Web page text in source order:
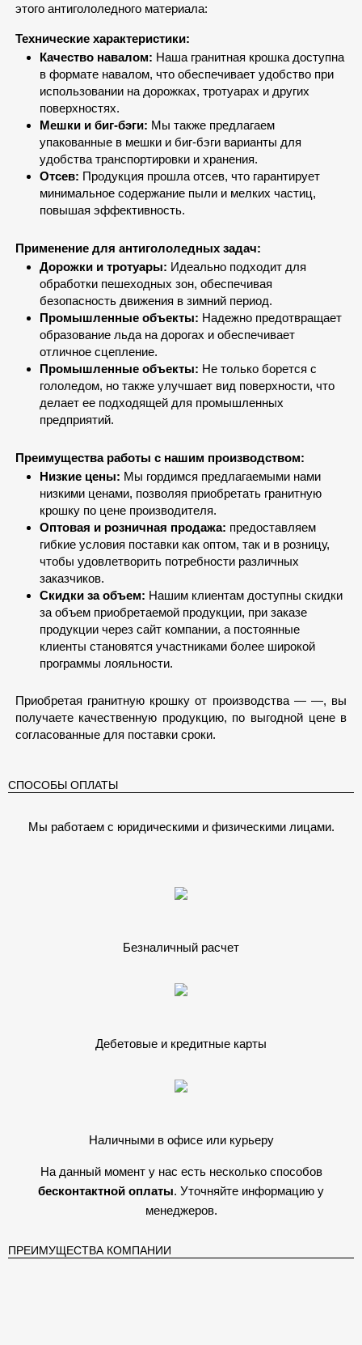
этого антигололедного материала:
Технические характеристики:
Качество навалом: Наша гранитная крошка доступна
в формате навалом, что обеспечивает удобство при
использовании на дорожках, тротуарах и других
поверхностях.
Мешки и биг-бэги: Мы также предлагаем
упакованные в мешки и биг-бэги варианты для
удобства транспортировки и хранения.
Отсев: Продукция прошла отсев, что гарантирует
минимальное содержание пыли и мелких частиц,
повышая эффективность.
Применение для антигололедных задач:
Дорожки и тротуары: Идеально подходит для
обработки пешеходных зон, обеспечивая
безопасность движения в зимний период.
Промышленные объекты: Надежно предотвращает
образование льда на дорогах и обеспечивает
отличное сцепление.
Промышленные объекты: Не только борется с
гололедом, но также улучшает вид поверхности, что
делает ее подходящей для промышленных
предприятий.
Преимущества работы с нашим производством:
Низкие цены: Мы гордимся предлагаемыми нами
низкими ценами, позволяя приобретать гранитную
крошку по цене производителя.
Оптовая и розничная продажа: предоставляем
гибкие условия поставки как оптом, так и в розницу,
чтобы удовлетворить потребности различных
заказчиков.
Скидки за объем: Нашим клиентам доступны скидки
за объем приобретаемой продукции, при заказе
продукции через сайт компании, а постоянные
клиенты становятся участниками более широкой
программы лояльности.
Приобретая гранитную крошку от производства — —, вы
получаете качественную продукцию, по выгодной цене в
согласованные для поставки сроки.
СПОСОБЫ ОПЛАТЫ
Мы работаем с юридическими и физическими лицами.
Безналичный расчет
Дебетовые и кредитные карты
Наличными в офисе или курьеру
На данный момент у нас есть несколько способов
бесконтактной оплаты. Уточняйте информацию у
менеджеров.
ПРЕИМУЩЕСТВА КОМПАНИИ